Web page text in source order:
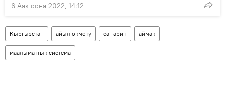
6 Аяк оона 2022, 14:12
Кыргызстан айыл өкмөтү санарип аймак
маалыматтык система